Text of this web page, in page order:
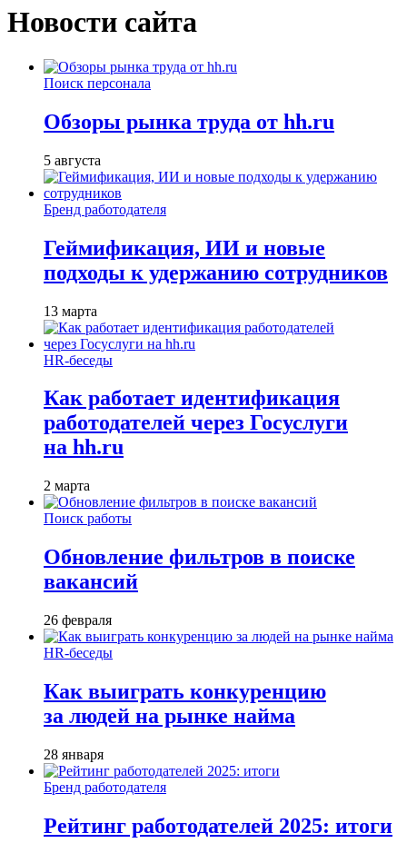
Новости сайта
Поиск персонала
Обзоры рынка труда от hh.ru
5 августа
Бренд работодателя
Геймификация, ИИ и новые
подходы к удержанию сотрудников
13 марта
HR-беседы
Как работает идентификация
работодателей через Госуслуги
на hh.ru
2 марта
Поиск работы
Обновление фильтров в поиске
вакансий
26 февраля
HR-беседы
Как выиграть конкуренцию
за людей на рынке найма
28 января
Бренд работодателя
Рейтинг работодателей 2025: итоги